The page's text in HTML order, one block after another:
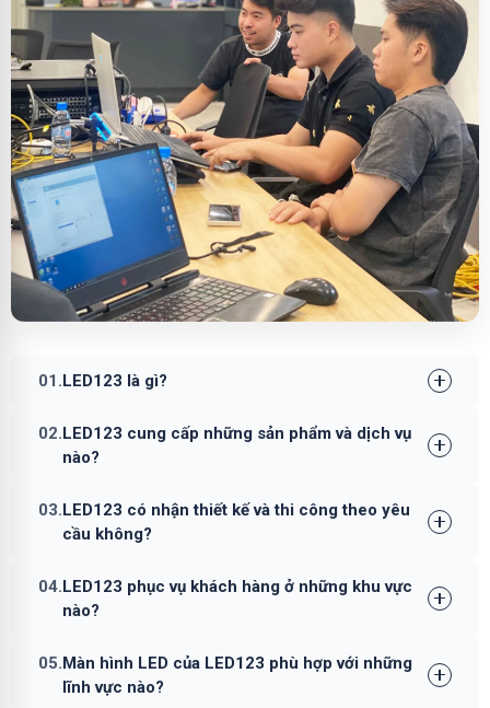
01.LED123 là gì?
02.LED123 cung cấp những sản phẩm và dịch vụ
nào?
03.LED123 có nhận thiết kế và thi công theo yêu
cầu không?
04.LED123 phục vụ khách hàng ở những khu vực
nào?
05.Màn hình LED của LED123 phù hợp với những
lĩnh vực nào?